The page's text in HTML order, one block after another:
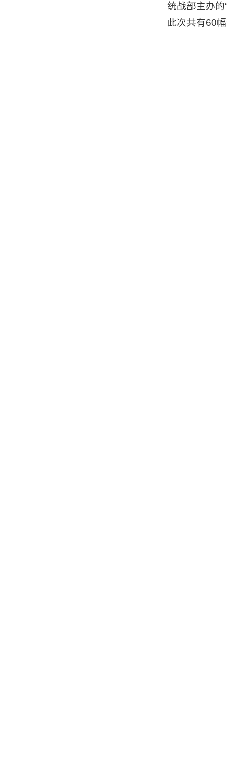
统战部主办
此次共有60